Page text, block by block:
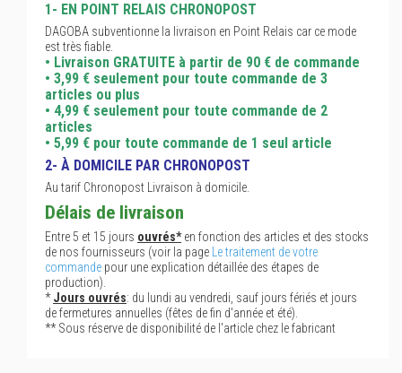
1- EN POINT RELAIS CHRONOPOST
DAGOBA subventionne la livraison en Point Relais car ce mode
est très fiable.
• Livraison GRATUITE à partir de 90 € de commande
• 3,99 € seulement pour toute commande de 3
articles ou plus
• 4,99 € seulement pour toute commande de 2
articles
• 5,99 € pour toute commande de 1 seul article
2- À DOMICILE PAR CHRONOPOST
Au tarif Chronopost Livraison à domicile.
Délais de livraison
Entre 5 et 15 jours ouvrés*en fonction des articles et des stocks
de nos fournisseurs (voir la page
Le traitement de votre
commande pour une explication détaillée des étapes de
production).
*Jours ouvrés: du lundi au vendredi, sauf jours fériés et jours
de fermetures annuelles (fêtes de fin d'année et été).
** Sous réserve de disponibilité de l'article chez le fabricant